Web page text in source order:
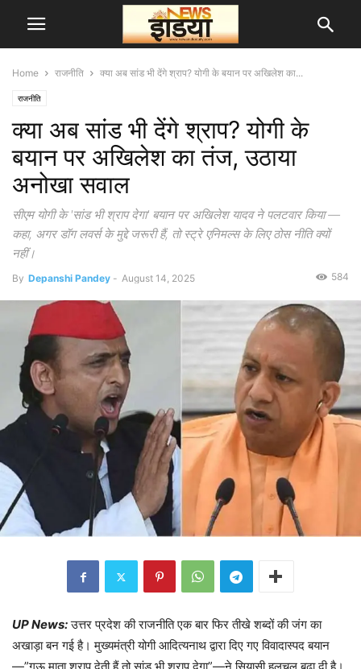
Home राजनीति क्या अब सांड भी देंगे श्राप? योगी के बयान पर अखिलेश का...
राजनीति
क्या अब सांड भी देंगे श्राप? योगी के
बयान पर अखिलेश का तंज, उठाया
अनोखा सवाल
सीएम योगी के 'सांड भी श्राप देगा' बयान पर अखिलेश यादव ने पलटवार किया —
कहा, अगर डॉग लवर्स के मुद्दे जरूरी हैं, तो स्ट्रे एनिमल्स के लिए ठोस नीति क्यों
नहीं।
By Depanshi Pandey - August 14, 2025 584
UP News: उत्तर प्रदेश की राजनीति एक बार फिर तीखे शब्दों की जंग का
अखाड़ा बन गई है। मुख्यमंत्री योगी आदित्यनाथ द्वारा दिए गए विवादास्पद बयान